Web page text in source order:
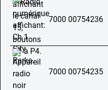
7000 00754236
7000 00754235